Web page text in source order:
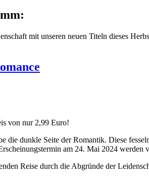
mit unseren neuen Titeln dieses
von nur 2,99 Euro!
die dunkle Seite der Romantik. Diese
am 24. Mai 2024 werden
Reise durch die Abgründe der